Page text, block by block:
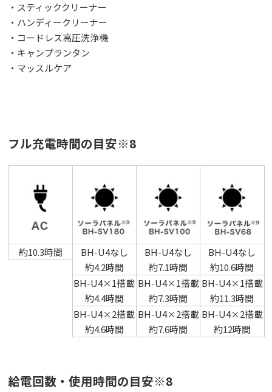
・スティッククリーナー
・ハンディークリーナー
・コードレス高圧洗浄機
・キャンプランタン
・マッスルケア
フル充電時間の目安※8
約10.3時間
BH-U4なし
約4.2時間
BH-U4×1搭載
約4.4時間
BH-U4×2搭載
約4.6時間
BH-U4なし
約7.1時間
BH-U4×1搭載
約7.3時間
BH-U4×2搭載
約7.6時間
BH-U4なし
約10.6時間
BH-U4×1搭載
約11.3時間
BH-U4×2搭載
約12時間
給電回数・使用時間の目安※8